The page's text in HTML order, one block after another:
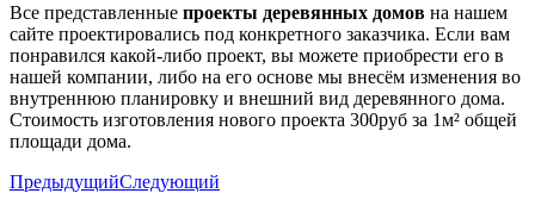
Все представленные проекты деревянных домов на нашем
сайте проектировались под конкретного заказчика. Если вам
понравился какой-либо проект, вы можете приобрести его в
нашей компании, либо на его основе мы внесём изменения во
внутреннюю планировку и внешний вид деревянного дома.
Стоимость изготовления нового проекта 300руб за 1м² общей
площади дома.
ПредыдущийСледующий